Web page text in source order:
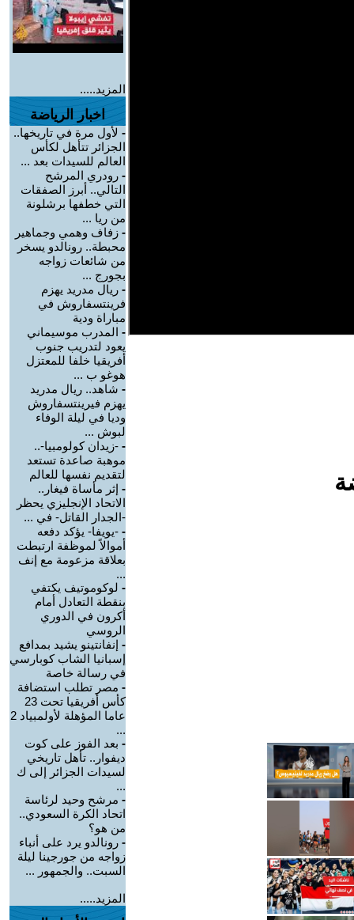
المزيد.....
اخبار الرياضة
- لأول مرة في تاريخها..
الجزائر تتأهل لكأس
العالم للسيدات بعد ...
- رودري المرشح
التالي.. أبرز الصفقات
التي خطفها برشلونة
من ريا ...
- زفاف وهمي وجماهير
محبطة.. رونالدو يسخر
من شائعات زواجه
بجورج ...
- ريال مدريد يهزم
فرينتسفاروش في
مباراة ودية
- المدرب موسيماني
يعود لتدريب جنوب
أفريقيا خلفا للمعتزل
هوغو ب ...
- شاهد.. ريال مدريد
يهزم فيرينتسفاروش
وديا في ليلة الوفاء
لبوش ...
- -زيدان كولومبيا-..
موهبة صاعدة تستعد
لتقديم نفسها للعالم
- إثر مأساة فيغار..
الاتحاد الإنجليزي يحظر
-الجدار القاتل- في ...
- -يويفا- يؤكد دفعه
أموالاً لموظفة ارتبطت
بعلاقة مزعومة مع إنف
...
- لوكوموتيف يكتفي
بنقطة التعادل أمام
أكرون في الدوري
الروسي
- إنفانتينو يشيد بمدافع
إسبانيا الشاب كوبارسي
في رسالة خاصة
- مصر تطلب استضافة
كأس أفريقيا تحت 23
عاما المؤهلة لأولمبياد 2
...
- بعد الفوز على كوت
ديفوار.. تأهل تاريخي
لسيدات الجزائر إلى ك
...
- مرشح وحيد لرئاسة
اتحاد الكرة السعودي..
من هو؟
- رونالدو يرد على أنباء
زواجه من جورجينا ليلة
السبت.. والجمهور ...
المزيد.....